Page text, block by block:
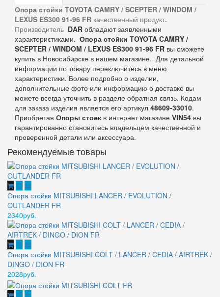
Опора стойки TOYOTA CAMRY / SCEPTER / WINDOM /
LEXUS ES300 91-96 FR качественный продукт.
Производитель DAR обладают заявленными
характеристиками. Опора стойки TOYOTA CAMRY /
SCEPTER / WINDOM / LEXUS ES300 91-96 FR вы сможете
купить в Новосибирске в нашем магазине. Для детальной
информации по товару переключитесь в меню
характеристики. Более подробно о изделии,
дополнительные фото или информацию о доставке вы
можете всегда уточнить в разделе обратная связь. Кодам
для заказа изделия является его артикул 48609-33010.
Приобретая Опоры стоек в интернет магазине VIN54 вы
гарантированно становитесь владельцем качественной и
проверенной детали или аксессуара.
Рекомендуемые товары
Опора стойки MITSUBISHI LANCER / EVOLUTION /
OUTLANDER FR
2340руб.
Опора стойки MITSUBISHI COLT / LANCER / CEDIA / AIRTREK /
DINGO / DION FR
2028руб.